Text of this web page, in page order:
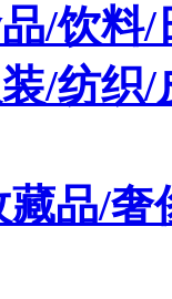
/饮料/
/纺织/
品/奢